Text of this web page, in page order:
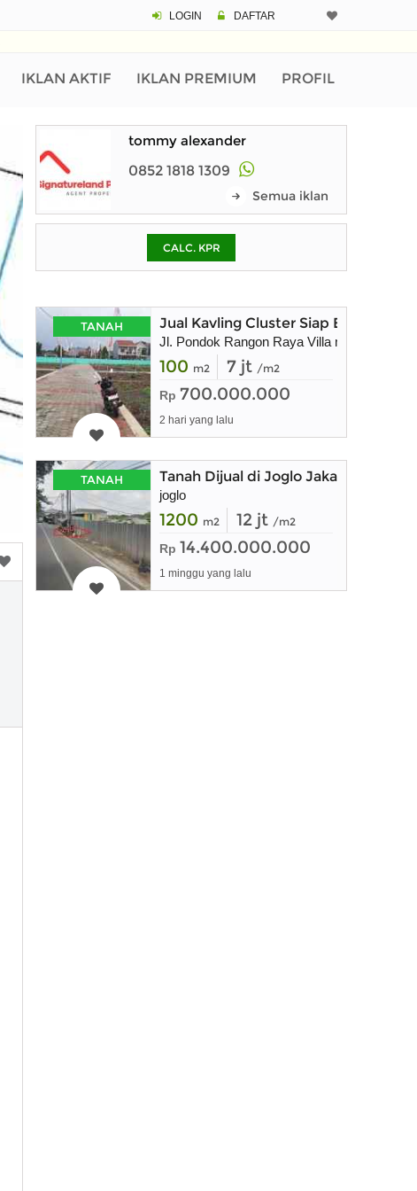
LOGIN DAFTAR
IKLAN AKTIF IKLAN PREMIUM PROFILPinjaman (PIN)
pada kotak-
tommy alexander
0852 1818 1309
Semua iklan
CALC. KPR
TANAH Jual Kavling Cluster Siap Bangun
Jl. Pondok Rangon Raya Villa mutiara
100 m2 7 jt /m2
Rp 700.000.000
2 hari yang lalu
TANAH Tanah Dijual di Joglo Jakarta Barat,
joglo
1200 m2 12 jt /m2
Rp 14.400.000.000
1 minggu yang lalu